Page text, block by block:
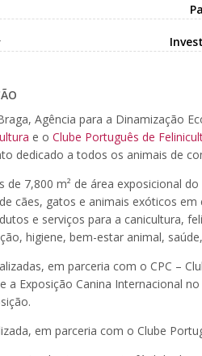
Agência para a Dinamização
e o Clube Português de
dedicado a todos os animais de
de 7,800 m² de área exposicional
cães, gatos e animais exóticos
e serviços para a canicultura,
higiene, bem-estar animal,
em parceria com o CPC –
a Exposição Canina Internacional
em parceria com o Clube